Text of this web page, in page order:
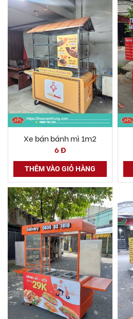
Xe bán bánh mì 1m2
6 Đ
THÊM VÀO GIỎ HÀNG